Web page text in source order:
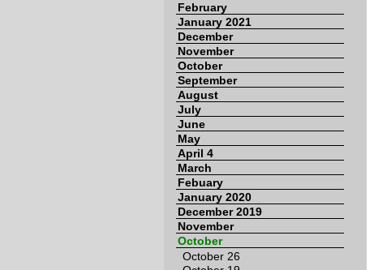
February
January 2021
December
November
October
September
August
July
June
May
April 4
March
Febuary
January 2020
December 2019
November
October
October 26